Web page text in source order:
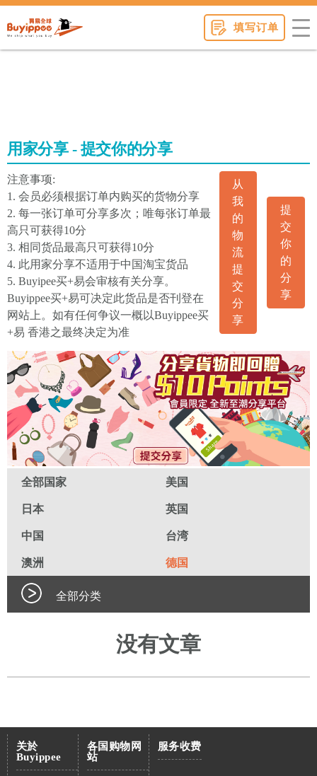
填写订单
用家分享 - 提交你的分享
注意事项:
1. 会员必须根据订单内购买的货物分享
2. 每一张订单可分享多次；唯每张订单最
高只可获得10分
3. 相同货品最高只可获得10分
4. 此用家分享不适用于中国淘宝货品
5. Buyipee买+易会审核有关分享。
Buyippee买+易可决定此货品是否刊登在
网站上。如有任何争议一概以Buyippee买
+易 香港之最终决定为准
从
我
的
物
流
提
交
分
享
提
交
你
的
分
享
全部国家 美国
日本 英国
中国 台湾
澳洲 德国
全部分类
没有文章
关於
Buyippee
各国购物网
站
服务收费